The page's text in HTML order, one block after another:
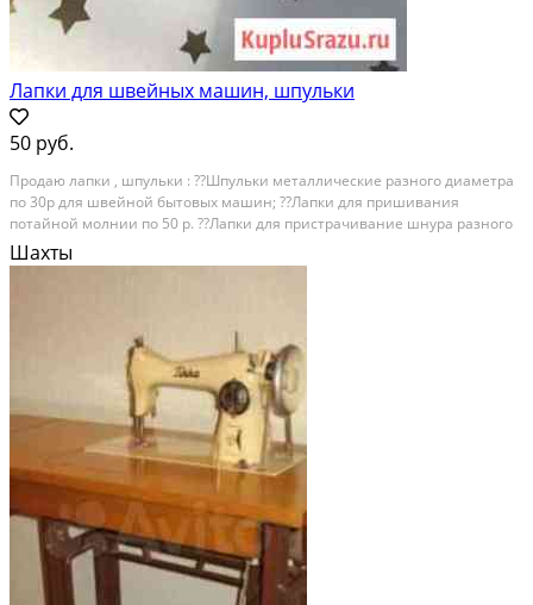
Лапки для швейных машин, шпульки
50 руб.
Продаю лапки , шпульки : ??Шпульки металлические разного диаметра
по 30р для швейной бытовых машин; ??Лапки для пришивания
потайной молнии по 50 р. ??Лапки для пристрачивание шнура разного
диаметра по 50 р ??Остальные по 80 ??отдам дешевле за всё с коробкой
500 р Центр, пишите отвечу сразу....
Шахты